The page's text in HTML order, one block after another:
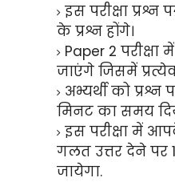
इस परीक्षा प्रश्न
के प्रश्न होंगे।
Paper 2
जाएंगे जिसमें
अभ्यर्थी को
मिनट का समय
इस परीक्षा में
गलत उत्तर देने पर
जायेगा.